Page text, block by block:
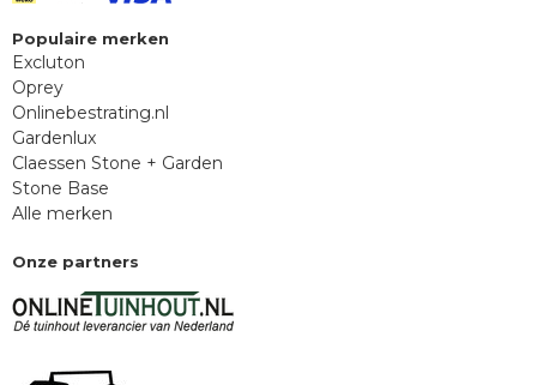
Populaire merken
Excluton
Oprey
Onlinebestrating.nl
Gardenlux
Claessen Stone + Garden
Stone Base
Alle merken
Onze partners